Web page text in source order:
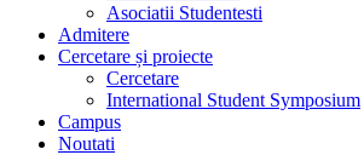
Asociatii Studentesti
Admitere
Cercetare și proiecte
Cercetare
International Student Symposium
Campus
Noutati